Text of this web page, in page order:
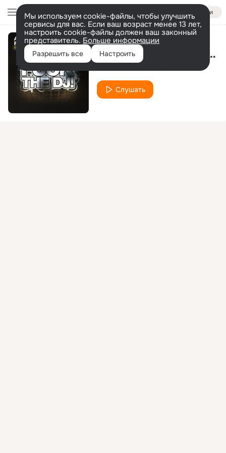
Войти
Мы используем cookie-файлы, чтобы улучшить
сервисы для вас. Если ваш возраст менее 13 лет,
настроить cookie-файлы должен ваш законный
представитель. Больше информации
Разрешить все Настроить Road to Salvation (Extended Mix)
Слушать